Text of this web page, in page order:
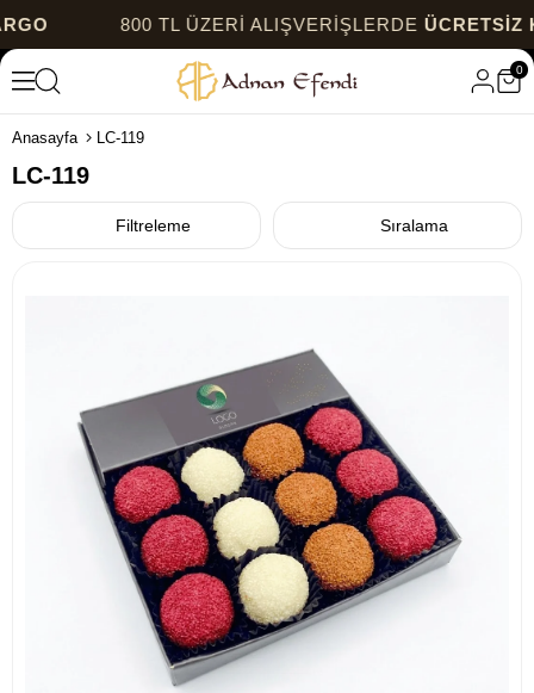
800 TL ÜZERİ ALIŞVERİŞLERDEÜCRETSİZ
0
Anasayfa LC-119
LC-119
Filtreleme Sıralama